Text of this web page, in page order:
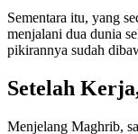
Sementara itu, yang
menjalani dua dunia
pikirannya sudah
Setelah
Menjelang Maghrib,